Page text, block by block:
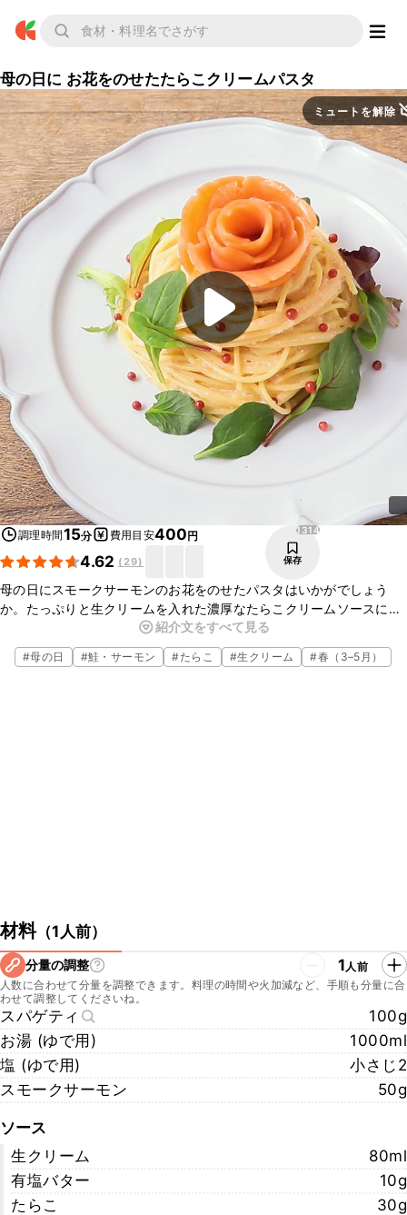
母の日に お花をのせたたらこクリームパスタ
ミュートを解除
調理時間15分 費用目安400円
4.62 (29)
1314
保存
母の日にスモークサーモンのお花をのせたパスタはいかがでしょう
か。たっぷりと生クリームを入れた濃厚なたらこクリームソースに、
スモークサーモンがとてもよく合います。見た目にもかわいらしい一
品ですので、おもてなしにもおすすめです。
紹介文をすべて見る
#母の日 #鮭・サーモン #たらこ #生クリーム #春（3–5月）
材料（1人前）
分量の調整 1人前
人数に合わせて分量を調整できます。料理の時間や火加減など、手順も分量に合
わせて調整してくださいね。
スパゲティ
100g
お湯 (ゆで用)
1000ml
塩 (ゆで用)
小さじ2
スモークサーモン
50g
ソース
生クリーム
80ml
有塩バター
10g
たらこ
30g